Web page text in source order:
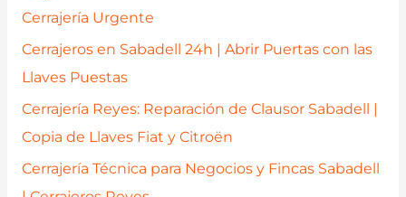
Cerrajería Urgente
Cerrajeros en Sabadell 24h | Abrir Puertas con las
Llaves Puestas
Cerrajería Reyes: Reparación de Clausor Sabadell |
Copia de Llaves Fiat y Citroën
Cerrajería Técnica para Negocios y Fincas Sabadell